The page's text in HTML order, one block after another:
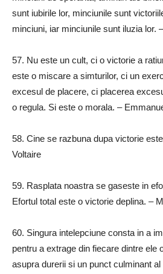
sunt iubirile lor, minciunile sunt
minciuni, iar minciunile sunt iluzia lor.
57. Nu este un cult, ci o victorie a
este o miscare a simturilor, ci un
excesul de placere, ci placerea
o regula. Si este o morala. –
58. Cine se razbuna dupa victorie
Voltaire
59. Rasplata noastra se gaseste in
Efortul total este o victorie deplina. –
60. Singura intelepciune consta in a
pentru a extrage din fiecare dintre ele
asupra durerii si un punct culminant